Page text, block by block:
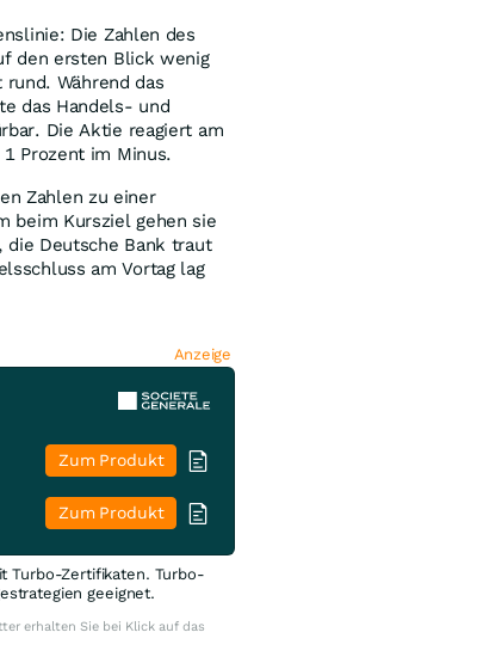
Die Zahlen des
den ersten Blick wenig
Während das
das Handels- und
Die Aktie reagiert am
Prozent im Minus.
Zahlen zu einer
beim Kursziel gehen sie
die Deutsche Bank traut
am Vortag lag
Anzeige
Zum Produkt
Zum Produkt
Turbo-Zertifikaten. Turbo-
geeignet.
erhalten Sie bei Klick auf das